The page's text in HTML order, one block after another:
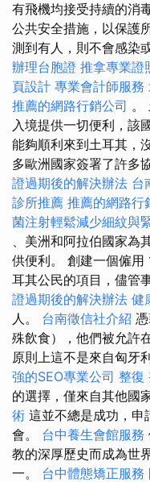
有飛機均接受持續的消
公共安全措施，以保護
測到有人，則不會感染
辦理台胞證 推拿專業證
頁設計 專業會計師服務
推薦的網路行銷公司 。
入境提供一切便利，該
能夠順利來到土耳其，
多歐洲國家簽署了許多
證過期後的解決辦法 台
診所推薦 推薦的網路行
菌注射輕鬆減少細紋與
、美洲和阿拉伯國家為
供便利。 創建一個僱用
耳其公民的項目，儘管
證過期後的解決辦法 健
人。 台南徵信社介紹
殊飲食），他們被允許
原則上這不是來自匈牙
強的SEO專業公司 整復
的選擇，僅來自其他國
術 這並不總是成功，申
會。 台中養生會館服務
教的深厚歷史而成為世
一。 台中體態矯正服務